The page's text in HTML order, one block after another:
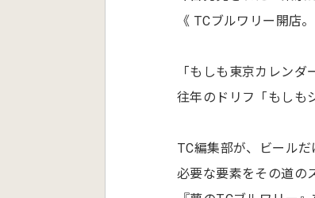
《 TCブルワリー開店。
「もしも東京カレン
往年のドリフ「もしも
TC編集部が、ビール
必要な要素をその道の